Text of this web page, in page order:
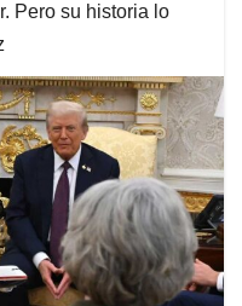
Pero su historia lo